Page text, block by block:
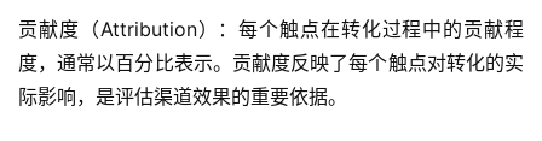
贡献度（Attribution）：每个触点在转化过程中的贡献程
度，通常以百分比表示。贡献度反映了每个触点对转化的实
际影响，是评估渠道效果的重要依据。